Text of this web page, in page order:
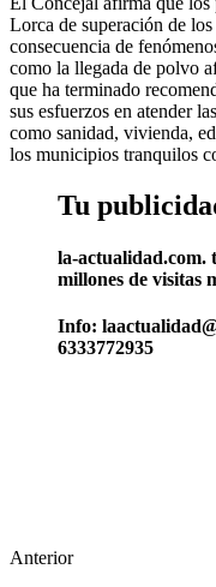
Lorca de superación de
consecuencia de
como la llegada de polvo
que ha terminado
sus esfuerzos en atender
como sanidad, vivienda,
los municipios tranquilos
Tu
la-actualidad.com.
millones de visitas
Info:
6333772935
Anterior